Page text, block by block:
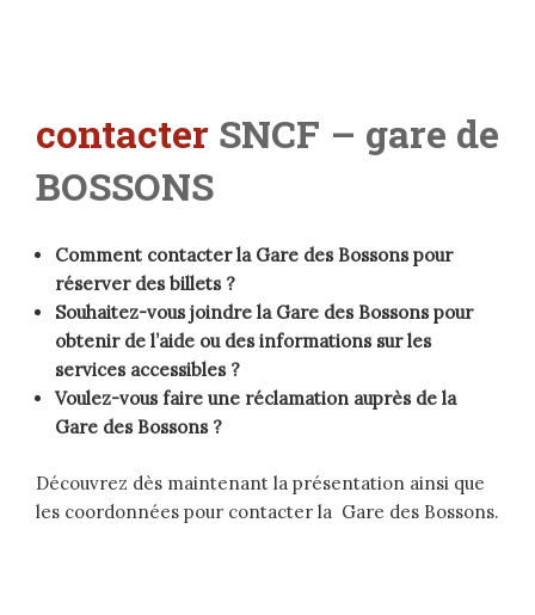
contacter SNCF – gare de
BOSSONS
Comment contacter la Gare des Bossons pour
réserver des billets ?
Souhaitez-vous joindre la Gare des Bossons pour
obtenir de l’aide ou des informations sur les
services accessibles ?
Voulez-vous faire une réclamation auprès de la
Gare des Bossons ?
Découvrez dès maintenant la présentation ainsi que
les coordonnées pour contacter la Gare des Bossons.